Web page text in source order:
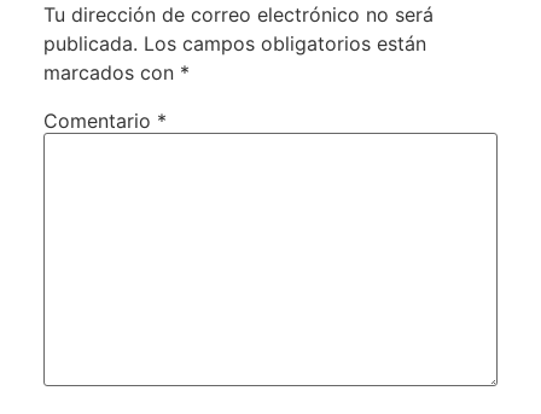
Tu dirección de correo electrónico no será
publicada. Los campos obligatorios están
marcados con *
Comentario *